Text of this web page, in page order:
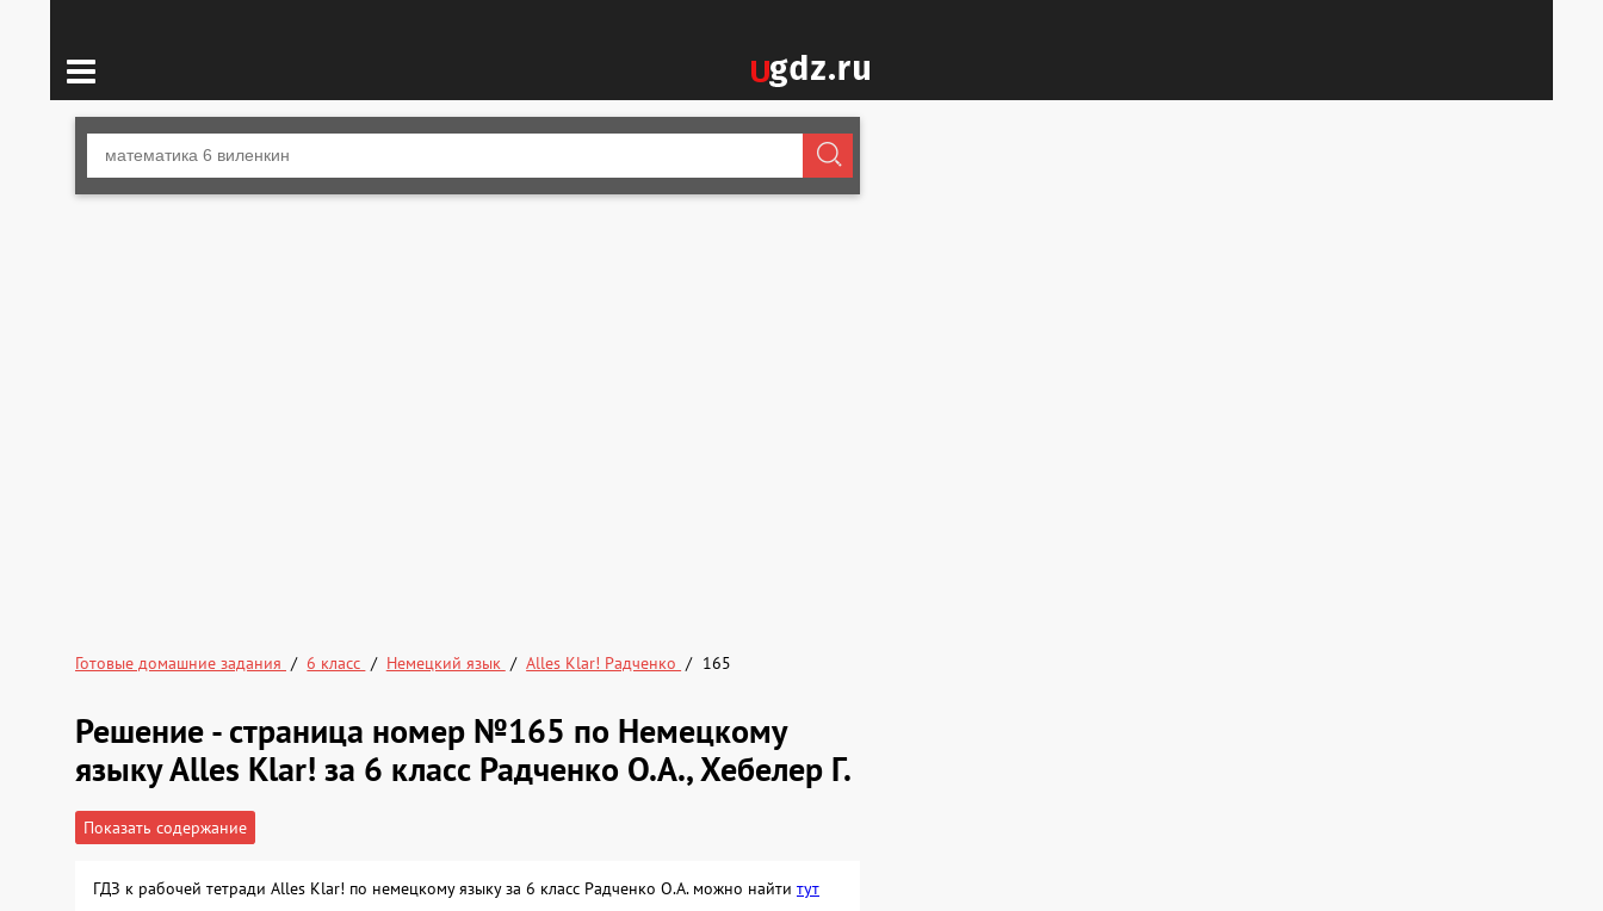
Готовые домашние задания 6 класс Немецкий язык Alles Klar! Радченко 165
Решение - страница номер №165 по Немецкому
языку Alles Klar! за 6 класс Радченко О.А., Хебелер Г.
Показать содержание
ГДЗ к рабочей тетради Alles Klar! по немецкому языку за 6 класс Радченко О.А. можно найти тут